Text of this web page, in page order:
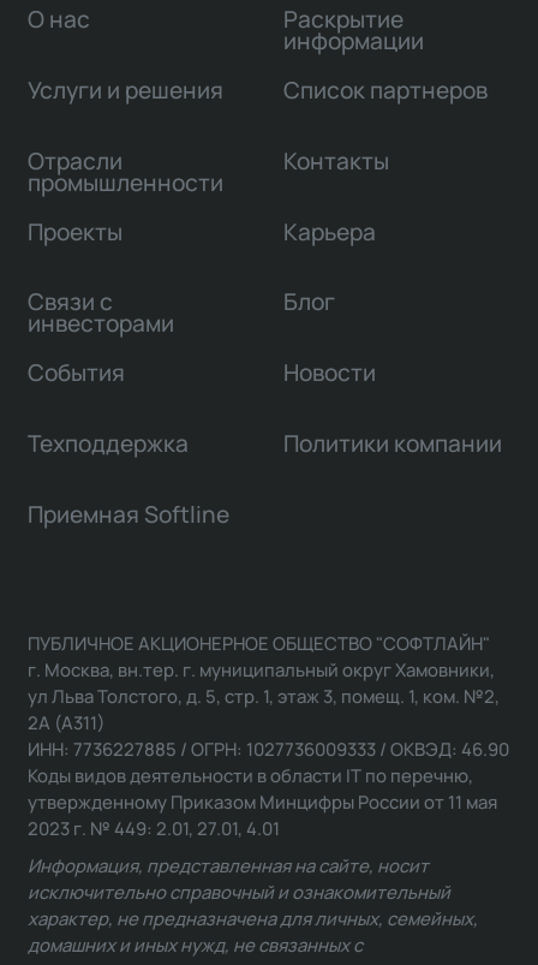
О нас
Услуги и решения
Отрасли
промышленности
Проекты
Связи с
инвесторами
Раскрытие
информации
Список партнеров
Контакты
Карьера
Блог
События Новости
Техподдержка Политики компании
Приемная Softline
ПУБЛИЧНОЕ АКЦИОНЕРНОЕ ОБЩЕСТВО "СОФТЛАЙН"
г. Москва, вн.тер. г. муниципальный округ Хамовники,
ул Льва Толстого, д. 5, стр. 1, этаж 3, помещ. 1, ком. №2,
2А (А311)
ИНН: 7736227885 / ОГРН: 1027736009333 / ОКВЭД: 46.90
Коды видов деятельности в области IT по перечню,
утвержденному Приказом Минцифры России от 11 мая
2023 г. № 449: 2.01, 27.01, 4.01
Информация, представленная на сайте, носит
исключительно справочный и ознакомительный
характер, не предназначена для личных, семейных,
домашних и иных нужд, не связанных с